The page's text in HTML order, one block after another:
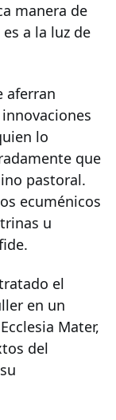
manera de
a la luz de
aferran
lo
que
pastoral.
ecuménicos
u
el
en un
Mater,
del